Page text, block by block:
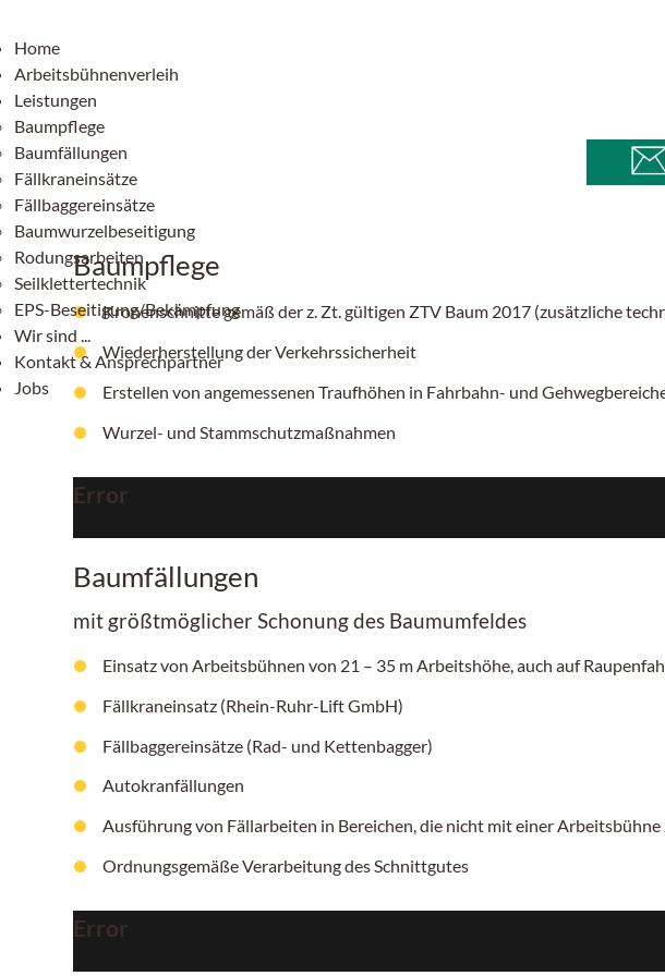
Home
Arbeitsbühnenverleih
Leistungen
Baumpflege
Baumfällungen
Fällkraneinsätze
Fällbaggereinsätze
Baumwurzelbeseitigung
Rodungsarbeiten
Seilklettertechnik
EPS-Beseitigung/Bekämpfung
Wir sind ...
Kontakt & Ansprechpartner
Jobs
Baumpflege
Kronenschnitte gemäß der z. Zt. gültigen ZTV Baum 2017 (zusätzliche
Wiederherstellung der Verkehrssicherheit
Erstellen von angemessenen Traufhöhen in Fahrbahn- und
Wurzel- und Stammschutzmaßnahmen
Error
Baumfällungen
mit größtmöglicher Schonung des Baumumfeldes
Einsatz von Arbeitsbühnen von 21 – 35 mArbeitshöhe, auch auf
Fällkraneinsatz (Rhein-Ruhr-Lift GmbH)
Fällbaggereinsätze (Rad- und Kettenbagger)
Autokranfällungen
Ausführung von Fällarbeiten in Bereichen, die nicht mit einer
Ordnungsgemäße Verarbeitung des Schnittgutes
Error